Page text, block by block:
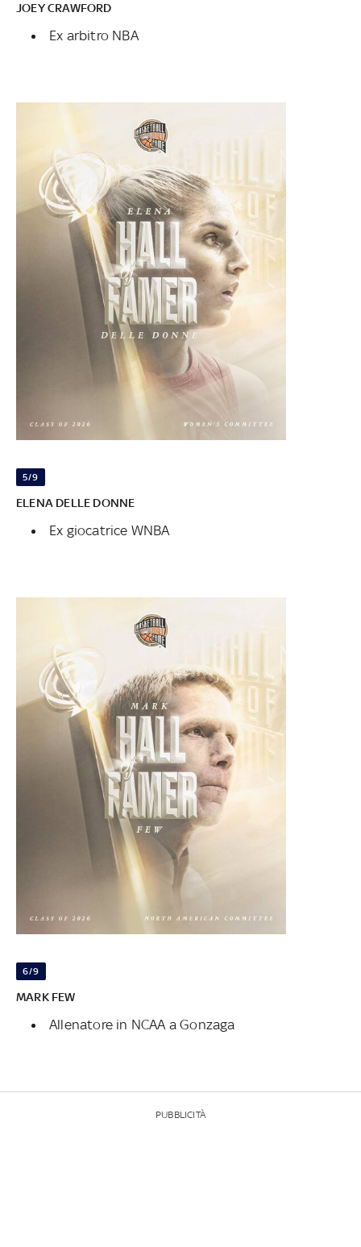
JOEY CRAWFORD
Ex arbitro NBA
5/9
ELENA DELLE DONNE
Ex giocatrice WNBA
6/9
MARK FEW
Allenatore in NCAA a Gonzaga
PUBBLICITÀ